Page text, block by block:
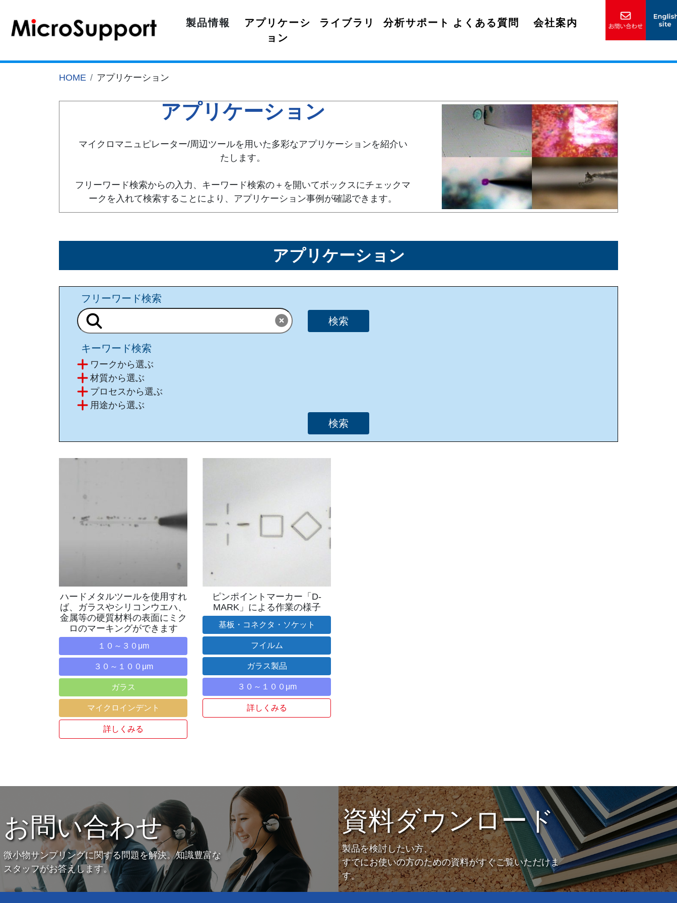
製品情報
アプリケーシ
ョン
ライブラリ 分析サポート よくある質問 会社案内
HOME アプリケーション
アプリケーション
マイクロマニュピレーター/周辺ツールを用いた多彩なアプリケーションを紹介い
たします。
フリーワード検索からの入力、キーワード検索の＋を開いてボックスにチェックマ
ークを入れて検索することにより、アプリケーション事例が確認できます。
アプリケーション
フリーワード検索
キーワード検索
ワークから選ぶ
材質から選ぶ
プロセスから選ぶ
⽤途から選ぶ
ハードメタルツールを使用すれ
ば、ガラスやシリコンウエハ、
金属等の硬質材料の表面にミク
ロのマーキングができます
１０～３０μm
３０～１００μm
ガラス
マイクロインデント
詳しくみる
ピンポイントマーカー「D-
MARK」による作業の様子
基板・コネクタ・ソケット
フイルム
ガラス製品
３０～１００μm
詳しくみる
お問い合わせ
微小物サンプリングに関する問題を解決。知識豊富な
スタッフがお答えします。
資料ダウンロード
製品を検討したい方、
すでにお使いの方のための資料がすぐご覧いただけま
す。